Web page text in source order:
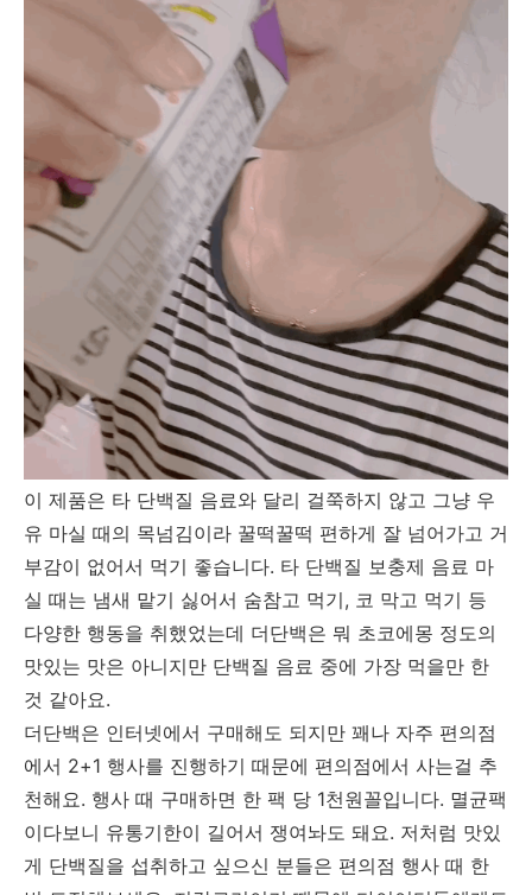
이 제품은 타 단백질 음료와 달리 걸쭉하지 않고 그냥 우
유 마실 때의 목넘김이라 꿀떡꿀떡 편하게 잘 넘어가고 거
부감이 없어서 먹기 좋습니다. 타 단백질 보충제 음료 마
실 때는 냄새 맡기 싫어서 숨참고 먹기, 코 막고 먹기 등
다양한 행동을 취했었는데 더단백은 뭐 초코에몽 정도의
맛있는 맛은 아니지만 단백질 음료 중에 가장 먹을만 한
것 같아요.
더단백은 인터넷에서 구매해도 되지만 꽤나 자주 편의점
에서 2+1 행사를 진행하기 때문에 편의점에서 사는걸 추
천해요. 행사 때 구매하면 한 팩 당 1천원꼴입니다. 멸균팩
이다보니 유통기한이 길어서 쟁여놔도 돼요. 저처럼 맛있
게 단백질을 섭취하고 싶으신 분들은 편의점 행사 때 한